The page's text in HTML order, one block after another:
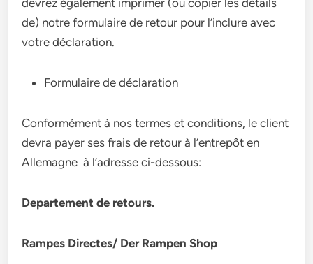
devrez également imprimer (ou copier les détails
de) notre formulaire de retour pour l’inclure avec
votre déclaration.
Formulaire de déclaration
Conformément à nos termes et conditions, le client
devra payer ses frais de retour à l’entrepôt en
Allemagne à l’adresse ci-dessous:
Departement de retours.
Rampes Directes/ Der Rampen Shop